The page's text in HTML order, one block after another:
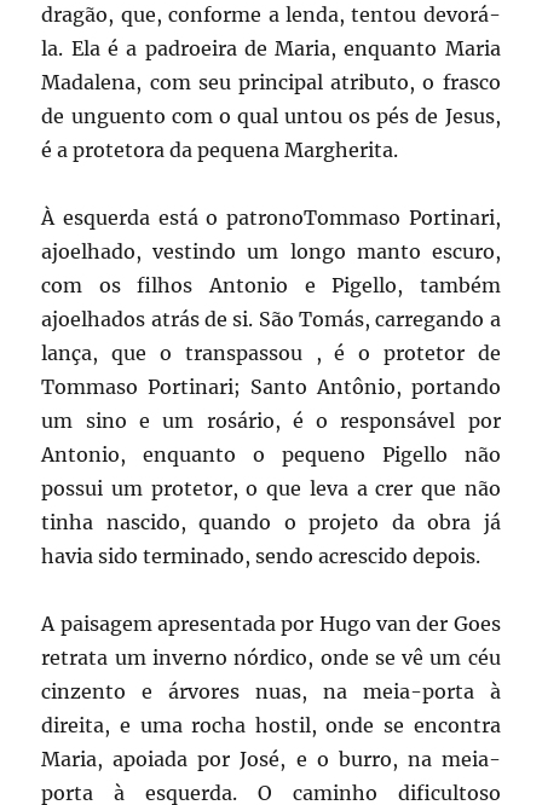
dragão, que, conforme a lenda, tentou devorá-
la. Ela é a padroeira de Maria, enquanto Maria
Madalena, com seu principal atributo, o frasco
de unguento com o qual untou os pés de Jesus,
é a protetora da pequena Margherita.
À esquerda está o patronoTommaso Portinari,
ajoelhado, vestindo um longo manto escuro,
com os filhos Antonio e Pigello, também
ajoelhados atrás de si. São Tomás, carregando a
lança, que o transpassou , é o protetor de
Tommaso Portinari; Santo Antônio, portando
um sino e um rosário, é o responsável por
Antonio, enquanto o pequeno Pigello não
possui um protetor, o que leva a crer que não
tinha nascido, quando o projeto da obra já
havia sido terminado, sendo acrescido depois.
A paisagem apresentada por Hugo van der Goes
retrata um inverno nórdico, onde se vê um céu
cinzento e árvores nuas, na meia-porta à
direita, e uma rocha hostil, onde se encontra
Maria, apoiada por José, e o burro, na meia-
porta à esquerda. O caminho dificultoso